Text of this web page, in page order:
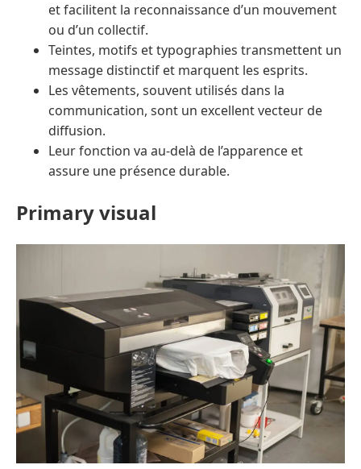
et facilitent la reconnaissance d’un mouvement
ou d’un collectif.
Teintes, motifs et typographies transmettent un
message distinctif et marquent les esprits.
Les vêtements, souvent utilisés dans la
communication, sont un excellent vecteur de
diffusion.
Leur fonction va au-delà de l’apparence et
assure une présence durable.
Primary visual